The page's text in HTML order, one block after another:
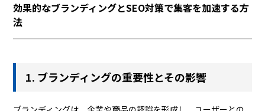
効果的なブランディングとSEO対策で集客を加速する方
法
1. ブランディングの重要性とその影響